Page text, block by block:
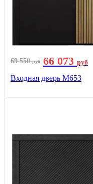
69 550руб 66 073 руб
Входная дверь М653